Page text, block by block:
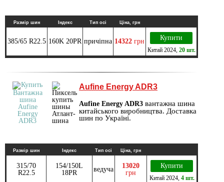
Размір шин Індекс Тип осі Ціна, грн
385/65 R22.5 160K 20PR причіпна 14322 грн Купити
Китай2024, 20 шт.
Aufine Energy ADR3
Aufine Energy ADR3 вантажна шина
китайського виробництва. Доставка
шин по Україні.
Размір шин Індекс Тип осі Ціна, грн
315/70
R22.5
154/150L
18PR
ведуча
13020
грн
Купити
Китай2024, 4 шт.